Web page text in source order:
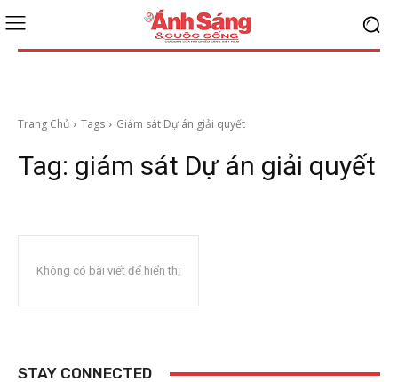
Trang Chủ Tags Giám sát Dự án giải quyết
Tag: giám sát Dự án giải quyết
Không có bài viết để hiển thị
STAY CONNECTED